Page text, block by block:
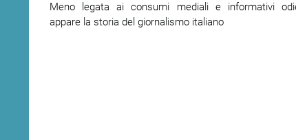
Meno legata ai consumi mediali e informativi
appare la storia del giornalismo italiano